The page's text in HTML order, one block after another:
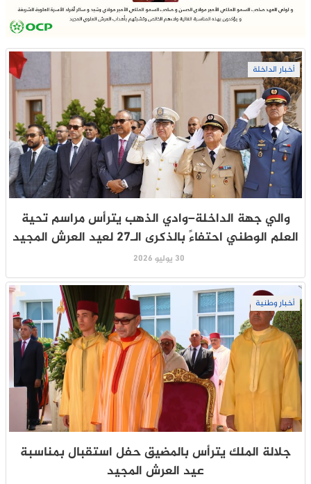
أخبار الداخلة
والي جهة الداخلة–وادي الذهب يترأس مراسم تحية
العلم الوطني احتفاءً بالذكرى الـ27 لعيد العرش المجيد
30 يوليو 2026
أخبار وطنية
جلالة الملك يترأس بالمضيق حفل استقبال بمناسبة
عيد العرش المجيد